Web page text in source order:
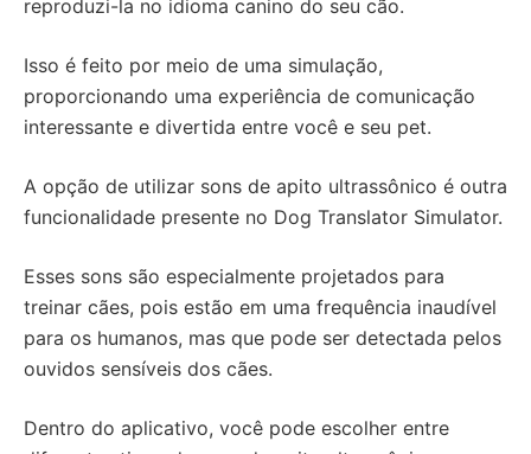
reproduzi-la no idioma canino do seu cão.
Isso é feito por meio de uma simulação,
proporcionando uma experiência de comunicação
interessante e divertida entre você e seu pet.
A opção de utilizar sons de apito ultrassônico é outra
funcionalidade presente no Dog Translator Simulator.
Esses sons são especialmente projetados para
treinar cães, pois estão em uma frequência inaudível
para os humanos, mas que pode ser detectada pelos
ouvidos sensíveis dos cães.
Dentro do aplicativo, você pode escolher entre